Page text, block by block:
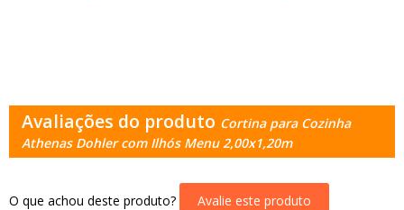
Avaliações do produto Cortina para Cozinha
Athenas Dohler com Ilhós Menu 2,00x1,20m
O que achou deste produto? Avalie este produto